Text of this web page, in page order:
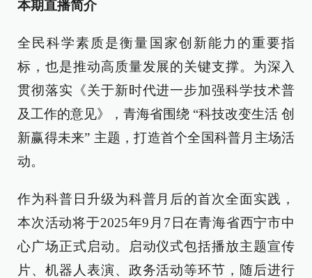
本期直播简介
全民科学素质是衡量国家创新能力的重要指
标，也是推动高质量发展的关键支撑。为深入
贯彻落实《关于新时代进一步加强科学技术普
及工作的意见》，青海省围绕 “科技改变生活 创
新赢得未来” 主题，打造首个全国科普月主场活
动。
作为科普日升级为科普月后的首次全面实践，
本次活动将于2025年9月7日在青海省西宁市中
心广场正式启动。启动仪式包括播放主题宣传
片、机器人表演、政务活动等环节，随后进行